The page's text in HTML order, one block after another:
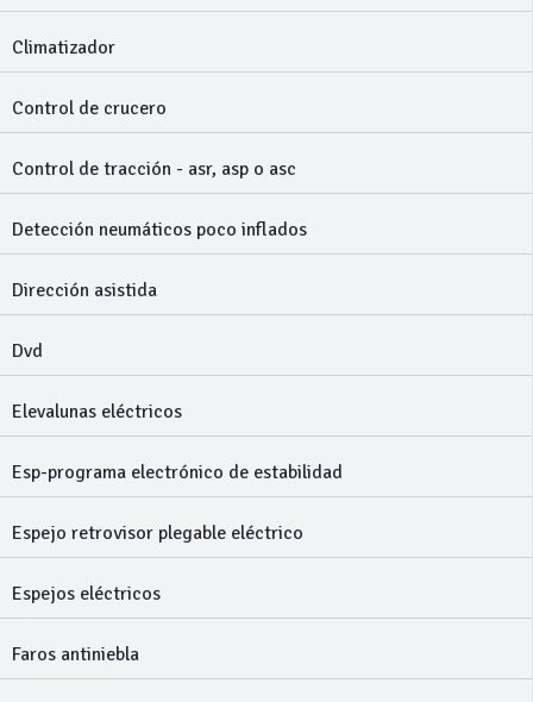
Climatizador
Control de crucero
Control de tracción - asr, asp o asc
Detección neumáticos poco inflados
Dirección asistida
Dvd
Elevalunas eléctricos
Esp-programa electrónico de estabilidad
Espejo retrovisor plegable eléctrico
Espejos eléctricos
Faros antiniebla